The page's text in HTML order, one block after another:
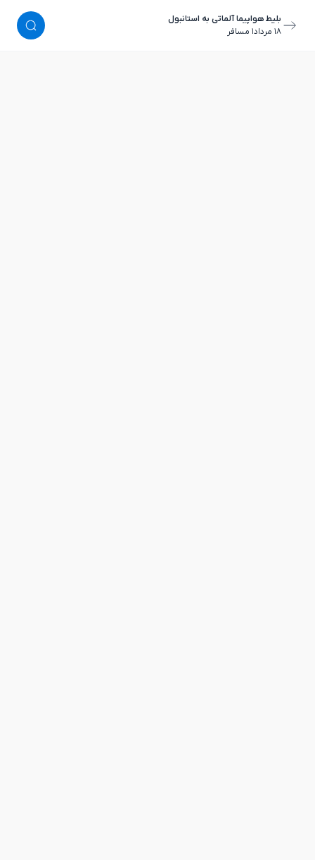
بلیط هواپیما آلماتی به استانبول
١٨ مرداد
١ مسافر